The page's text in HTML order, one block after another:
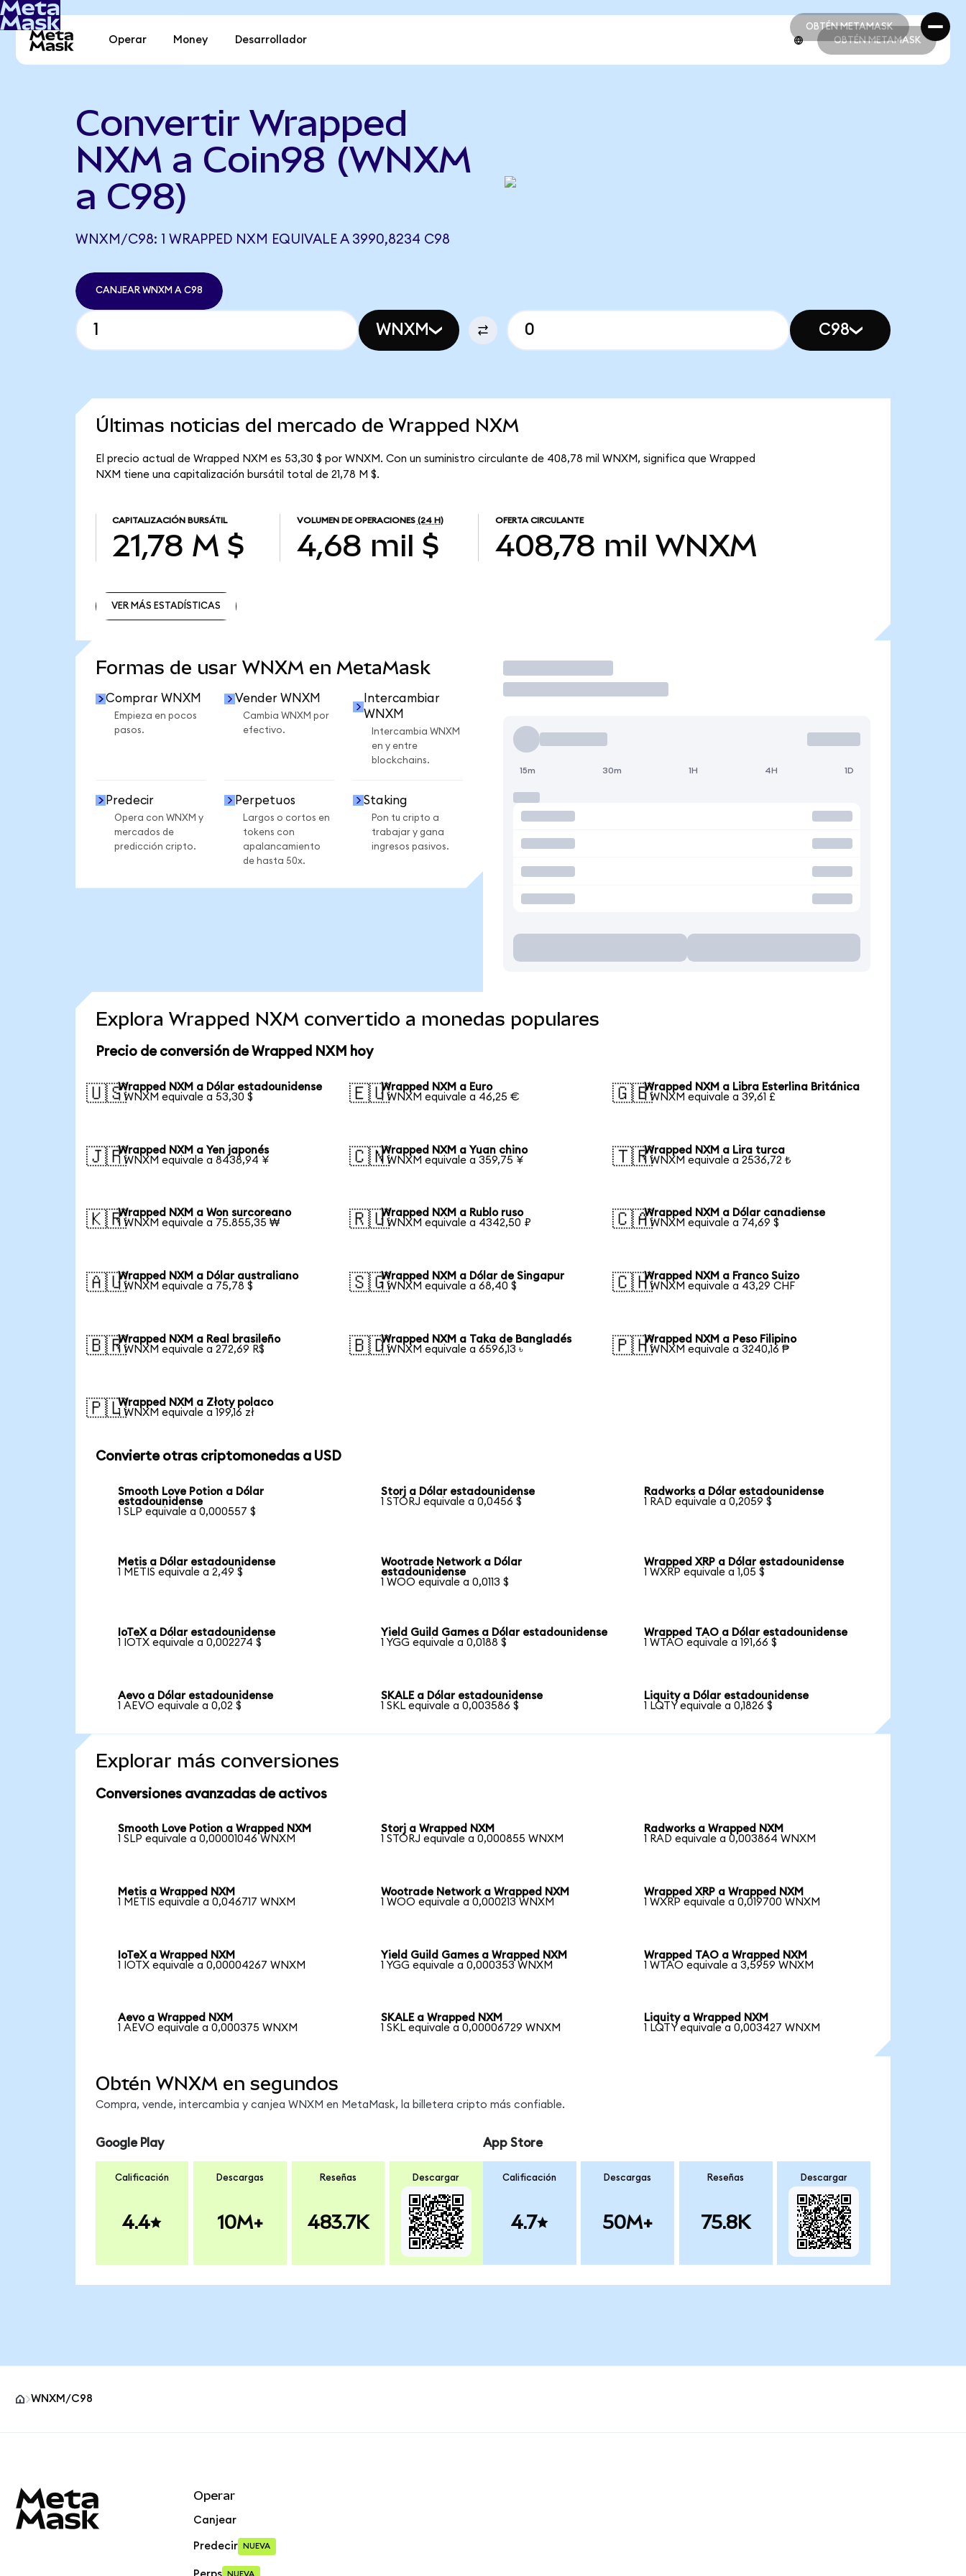
OBTÉN METAMASK
OBTÉN METAMASK
Operar Money Desarrollador OBTÉN METAMASK
Convertir Wrapped
NXM a Coin98 (WNXM
a C98)
WNXM/C98: 1 WRAPPED NXM EQUIVALE A 3990,8234 C98
CANJEAR WNXM A C98
WNXM C98
Últimas noticias del mercado de Wrapped NXM
El precio actual de Wrapped NXM es 53,30 $ por WNXM. Con un suministro circulante de 408,78 mil WNXM, significa que Wrapped
NXM tiene una capitalización bursátil total de 21,78 M $.
CAPITALIZACIÓN BURSÁTIL
21,78 M $
VOLUMEN DE OPERACIONES (24 H)
4,68 mil $
OFERTA CIRCULANTE
408,78 mil WNXM
VER MÁS ESTADÍSTICAS
Formas de usar WNXM en MetaMask
Comprar WNXM
Empieza en pocos
pasos.
Vender WNXM
Cambia WNXM por
efectivo.
Intercambiar
WNXM
Intercambia WNXM
en y entre
blockchains.
Predecir
Opera con WNXM y
mercados de
predicción cripto.
Perpetuos
Largos o cortos en
tokens con
apalancamiento
de hasta 50x.
Staking
Pon tu cripto a
trabajar y gana
ingresos pasivos.
Operar
15m 30m 1H 4H 1D
Explora Wrapped NXM convertido a monedas populares
Precio de conversión de Wrapped NXM hoy
🇺🇸Wrapped NXM a Dólar estadounidense
1 WNXM equivale a 53,30 $
🇪🇺Wrapped NXM a Euro
1 WNXM equivale a 46,25 €
🇬🇧Wrapped NXM a Libra Esterlina Británica
1 WNXM equivale a 39,61 £
🇯🇵Wrapped NXM a Yen japonés
1 WNXM equivale a 8438,94 ¥
🇨🇳Wrapped NXM a Yuan chino
1 WNXM equivale a 359,75 ¥
🇹🇷Wrapped NXM a Lira turca
1 WNXM equivale a 2536,72 ₺
🇰🇷Wrapped NXM a Won surcoreano
1 WNXM equivale a 75.855,35 ₩
🇷🇺Wrapped NXM a Rublo ruso
1 WNXM equivale a 4342,50 ₽
🇨🇦Wrapped NXM a Dólar canadiense
1 WNXM equivale a 74,69 $
🇦🇺Wrapped NXM a Dólar australiano
1 WNXM equivale a 75,78 $
🇸🇬Wrapped NXM a Dólar de Singapur
1 WNXM equivale a 68,40 $
🇨🇭Wrapped NXM a Franco Suizo
1 WNXM equivale a 43,29 CHF
🇧🇷Wrapped NXM a Real brasileño
1 WNXM equivale a 272,69 R$
🇧🇩Wrapped NXM a Taka de Bangladés
1 WNXM equivale a 6596,13 ৳
🇵🇭Wrapped NXM a Peso Filipino
1 WNXM equivale a 3240,16 ₱
🇵🇱Wrapped NXM a Złoty polaco
1 WNXM equivale a 199,16 zł
Convierte otras criptomonedas a USD
Smooth Love Potion a Dólar
estadounidense
1 SLP equivale a 0,000557 $
Storj a Dólar estadounidense
1 STORJ equivale a 0,0456 $
Radworks a Dólar estadounidense
1 RAD equivale a 0,2059 $
Metis a Dólar estadounidense
1 METIS equivale a 2,49 $
Wootrade Network a Dólar
estadounidense
1 WOO equivale a 0,0113 $
Wrapped XRP a Dólar estadounidense
1 WXRP equivale a 1,05 $
IoTeX a Dólar estadounidense
1 IOTX equivale a 0,002274 $
Yield Guild Games a Dólar estadounidense
1 YGG equivale a 0,0188 $
Wrapped TAO a Dólar estadounidense
1 WTAO equivale a 191,66 $
Aevo a Dólar estadounidense
1 AEVO equivale a 0,02 $
SKALE a Dólar estadounidense
1 SKL equivale a 0,003586 $
Liquity a Dólar estadounidense
1 LQTY equivale a 0,1826 $
Explorar más conversiones
Conversiones avanzadas de activos
Smooth Love Potion a Wrapped NXM
1 SLP equivale a 0,00001046 WNXM
Storj a Wrapped NXM
1 STORJ equivale a 0,000855 WNXM
Radworks a Wrapped NXM
1 RAD equivale a 0,003864 WNXM
Metis a Wrapped NXM
1 METIS equivale a 0,046717 WNXM
Wootrade Network a Wrapped NXM
1 WOO equivale a 0,000213 WNXM
Wrapped XRP a Wrapped NXM
1 WXRP equivale a 0,019700 WNXM
IoTeX a Wrapped NXM
1 IOTX equivale a 0,00004267 WNXM
Yield Guild Games a Wrapped NXM
1 YGG equivale a 0,000353 WNXM
Wrapped TAO a Wrapped NXM
1 WTAO equivale a 3,5959 WNXM
Aevo a Wrapped NXM
1 AEVO equivale a 0,000375 WNXM
SKALE a Wrapped NXM
1 SKL equivale a 0,00006729 WNXM
Liquity a Wrapped NXM
1 LQTY equivale a 0,003427 WNXM
Obtén WNXM en segundos
Compra, vende, intercambia y canjea WNXM en MetaMask, la billetera cripto más confiable.
Google Play
Calificación
4.4
Descargas
10M+
Reseñas
483.7K
Descargar
App Store
Calificación
4.7
Descargas
50M+
Reseñas
75.8K
Descargar
WNXM/C98
Operar
Canjear
Predecir NUEVA
NUEVA